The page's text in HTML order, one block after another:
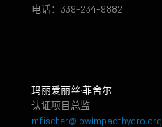
电话：339-234-9882
玛丽爱丽丝·菲舍尔
认证项目总监
mfischer@lowimpacthydro.org